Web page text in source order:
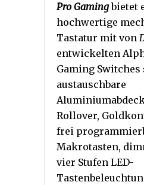
Pro Gamingbietet
hochwertige
Tastatur mit von
entwickelten
Gaming Switches
austauschbare
Rollover,
frei
Makrotasten,
vier Stufen LED-